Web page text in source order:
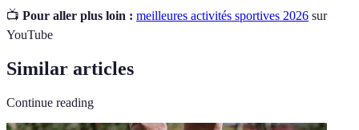
📺 Pour aller plus loin : meilleures activités sportives 2026 sur
YouTube
Similar articles
Continue reading